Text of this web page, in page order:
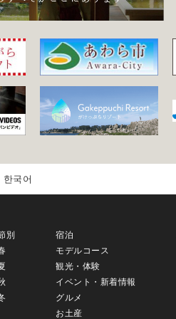
한국어
別
宿泊
モデルコース
観光・体験
イベント・新着情報
グルメ
お土産